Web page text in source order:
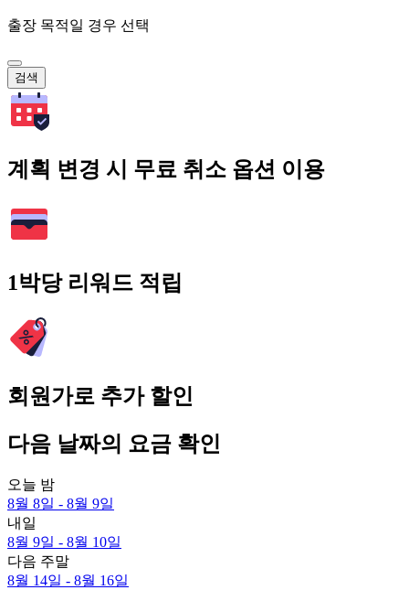
출장 목적일 경우 선택
검색
계획 변경 시 무료 취소 옵션 이용
1박당 리워드 적립
회원가로 추가 할인
다음 날짜의 요금 확인
오늘 밤
8월 8일 - 8월 9일
내일
8월 9일 - 8월 10일
다음 주말
8월 14일 - 8월 16일